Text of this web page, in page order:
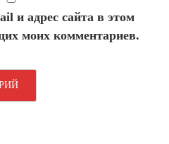
и адрес сайта в этом
моих комментариев.